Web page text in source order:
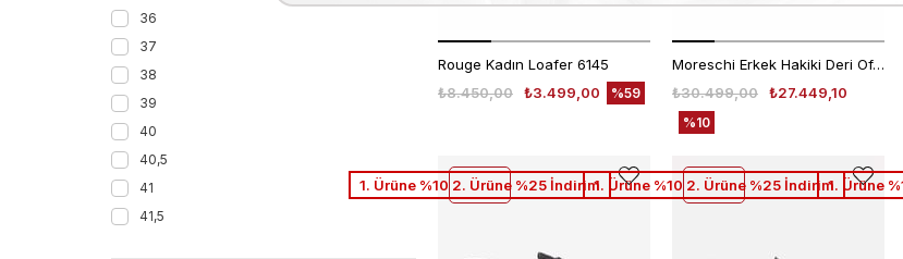
36
37
38
39
40
40,5
41
41,5
Rouge Kadın Loafer 6145
₺3.499,00
₺8.450,00 %59
Moreschi Erkek Hakiki Deri Off Siyah Loafer Konforlu Ayakkabı
₺27.449,10
₺30.499,00
%10
1. Ürüne %10 2. Ürüne %25 İndirim1. Ürüne %10 2. Ürüne %25 İndirim1. Ürüne